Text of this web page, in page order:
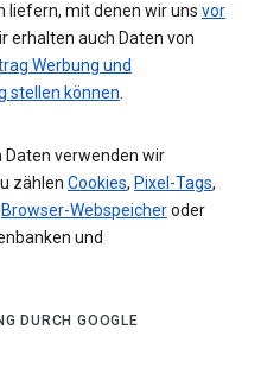
liefern, mit denen wir uns vor
erhalten auch Daten von
Werbung und
stellen können.
Daten verwenden wir
zählen Cookies, Pixel-Tags,
Browser-Webspeicheroder
und
DURCH GOOGLE